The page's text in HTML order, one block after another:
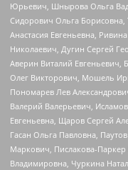
Юрьевич, Шнырова Ольга
Сидорович Ольга Борисовна,
Анастасия Евгеньевна,
Николаевич, Дугин Сергей
Аверин Виталий
Олег Викторович, Мошель
Пономарев Лев
Валерий Валерьевич,
Евгеньевна, Щаров Сергей
Гасан Ольга Павловна,
Маркович, Пислакова-
Владимировна, Чуркина